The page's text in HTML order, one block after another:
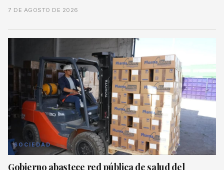
7 DE AGOSTO DE 2026
SOCIEDAD
Gobierno abastece red pública de salud del